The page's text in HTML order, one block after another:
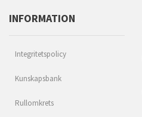
INFORMATION
Integritetspolicy
Kunskapsbank
Rullomkrets